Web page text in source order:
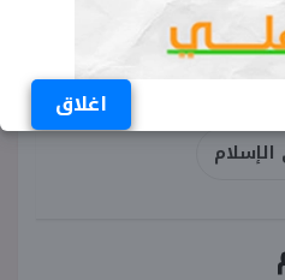
اغلاق
شروط الحج
مناسك الحج